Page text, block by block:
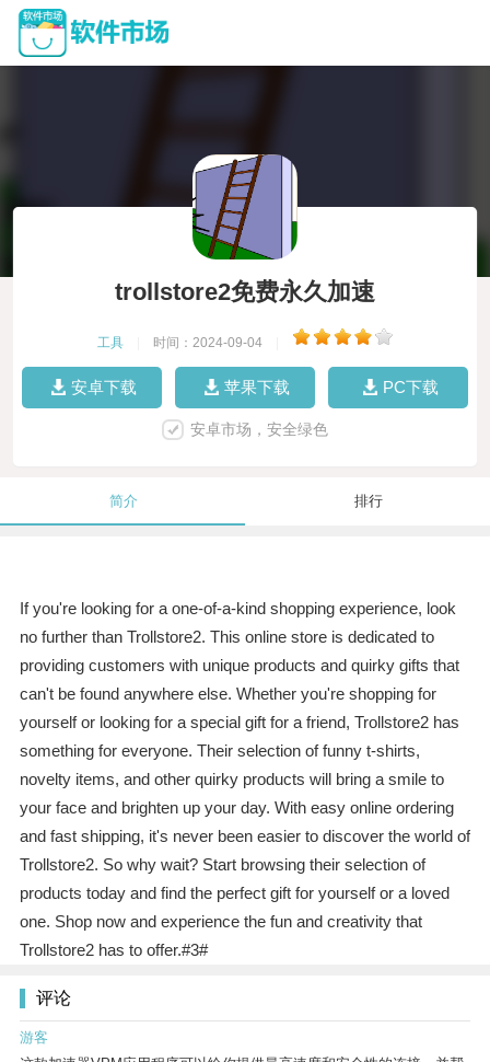
trollstore2免费永久加速
工具 时间：2024-09-04
安卓下载 苹果下载 PC下载
安卓市场，安全绿色
简介 排行
If you're looking for a one-of-a-kind shopping experience, look
no further than Trollstore2. This online store is dedicated to
providing customers with unique products and quirky gifts that
can't be found anywhere else. Whether you're shopping for
yourself or looking for a special gift for a friend, Trollstore2 has
something for everyone. Their selection of funny t-shirts,
novelty items, and other quirky products will bring a smile to
your face and brighten up your day. With easy online ordering
and fast shipping, it's never been easier to discover the world of
Trollstore2. So why wait? Start browsing their selection of
products today and find the perfect gift for yourself or a loved
one. Shop now and experience the fun and creativity that
Trollstore2 has to offer.#3#
评论
游客